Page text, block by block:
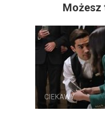
Możesz
CIEKAWY